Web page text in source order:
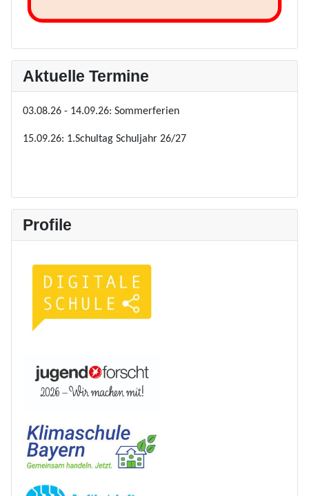
Aktuelle Termine
03.08.26 - 14.09.26: Sommerferien
15.09.26: 1.Schultag Schuljahr 26/27
Profile